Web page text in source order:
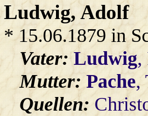
Ludwig, Adolf
* 15.06.1879 in
Vater:Ludwig,
Mutter:Pache,
Quellen: